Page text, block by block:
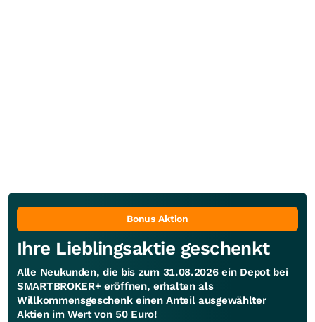
Bonus Aktion
Ihre Lieblingsaktie geschenkt
Alle Neukunden, die bis zum 31.08.2026 ein Depot bei
SMARTBROKER+ eröffnen, erhalten als
Willkommensgeschenk einen Anteil ausgewählter
Aktien im Wert von 50 Euro!